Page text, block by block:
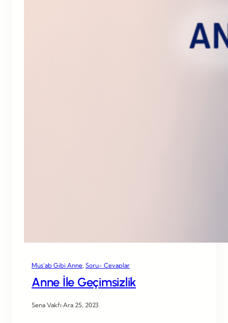
Mus’ab Gibi Anne Soru- Cevaplar
Anne İle Geçimsizlik
Sena Vakfı·Ara 25, 2023